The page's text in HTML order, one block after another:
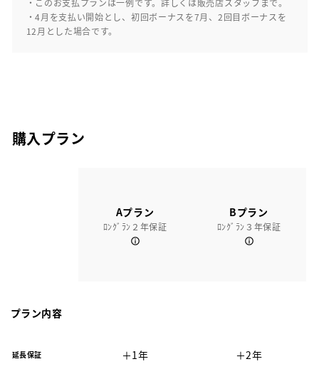
・このお支払プランは一例です。詳しくは販売店スタッフまで。
・4月を支払い開始とし、初回ボーナスを7月、2回目ボーナスを
12月とした場合です。
購入プラン
Aプラン
ﾛﾝｸﾞﾗﾝ２年保証
Bプラン
ﾛﾝｸﾞﾗﾝ３年保証
プラン内容
延長保証 ＋1年 ＋2年